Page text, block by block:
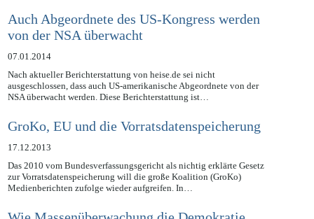
Auch Abgeordnete des US-Kongress werden
von der NSA überwacht
07.01.2014
Nach aktueller Berichterstattung von heise.de sei nicht
ausgeschlossen, dass auch US-amerikanische Abgeordnete von der
GroKo, EU und die Vorratsdatenspeicherung
17.12.2013
Das 2010 vom Bundesverfassungsgericht als nichtig erklärte Gesetz
zur Vorratsdatenspeicherung will die große Koalition (GroKo)